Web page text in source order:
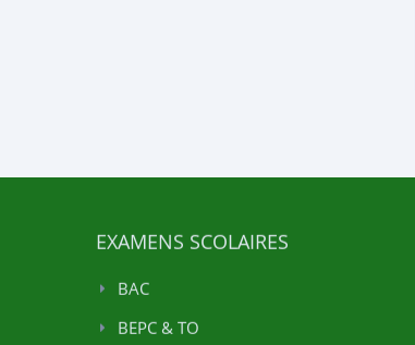
EXAMENS SCOLAIRES
BAC
BEPC & TO